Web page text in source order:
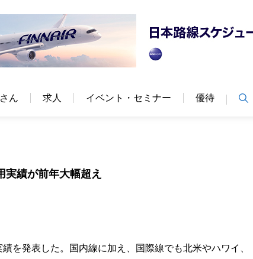
ん 求人 イベント・セミナー 優待
績が前年大幅超え
を発表した。国内線に加え、国際線でも北米やハワイ、